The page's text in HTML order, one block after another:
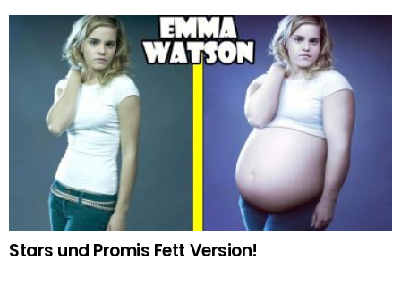
Stars und Promis Fett Version!